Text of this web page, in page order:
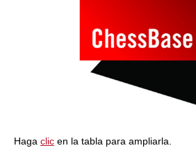
Haga clic en la tabla para ampliarla.